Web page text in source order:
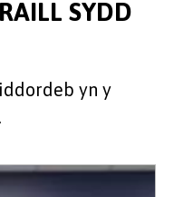
SYDD
yn y